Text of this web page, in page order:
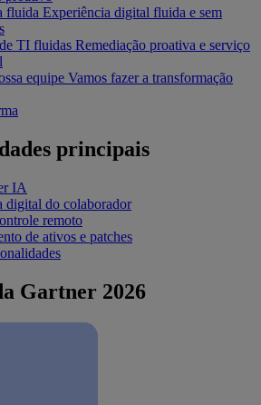
fluida Experiência digital fluida e sem
TI fluidas Remediação proativa e serviço
equipe Vamos fazer a transformação
principais
IA
digital do colaborador
remoto
de ativos e patches
Gartner 2026